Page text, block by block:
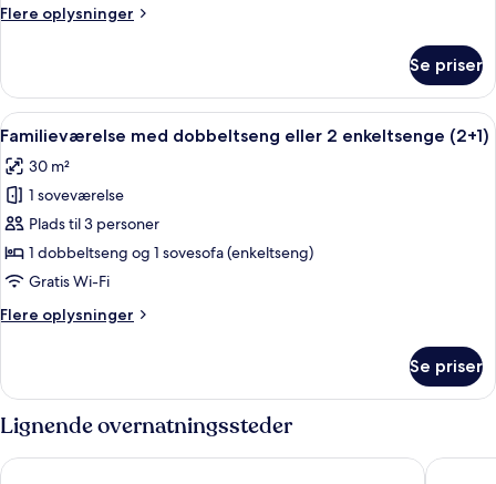
eller
Flere oplysninger
Flere
værelse
med
dobbeltseng
2
enkeltsenge
Se priser
Indlæs
alle
billeder
af
Familieværelse
med
dobbeltseng
2
Et hotelværelse med seng, sofa,
9
Familieværelse med dobbeltseng eller 2 enkeltsenge (2+1)
30 m²
1 soveværelse
Plads til 3 personer
1 dobbeltseng og 1 sovesofa (enkeltseng)
Gratis Wi-Fi
Flere oplysninger
Flere
med
dobbeltseng
eller
enkeltsenge
Se priser
Lignende overnatningssteder
Hotel Cesarskie Ogrody